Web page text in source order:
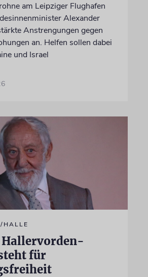
am Leipziger Flughafen
Alexander
Anstrengungen gegen
an. Helfen sollen dabei
und Israel
HALLE
Hallervorden-
für